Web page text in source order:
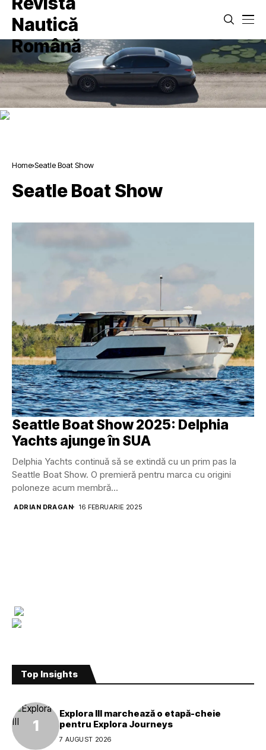
Home Seatle Boat Show
Seatle Boat Show
Seattle Boat Show 2025: Delphia
Yachts ajunge în SUA
Delphia Yachts continuă să se extindă cu un prim pas la
Seattle Boat Show. O premieră pentru marca cu origini
poloneze acum membră...
ADRIAN DRAGAN 16 FEBRUARIE 2025
Top Insights
Explora III marchează o etapă-cheie
pentru Explora Journeys
7 AUGUST 2026